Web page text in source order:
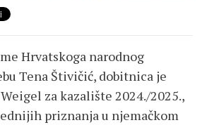
Hrvatskoga narodnog
Tena Štivičić, dobitnica je
za kazalište 2024./2025.,
priznanja u njemačkom